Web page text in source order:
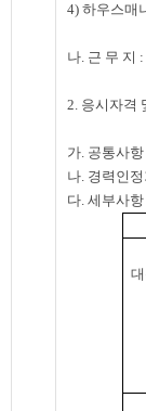
4) 하우스매
나. 근 무 지 :
2. 응시자격
가. 공통사항
나. 경력인
다. 세부사항